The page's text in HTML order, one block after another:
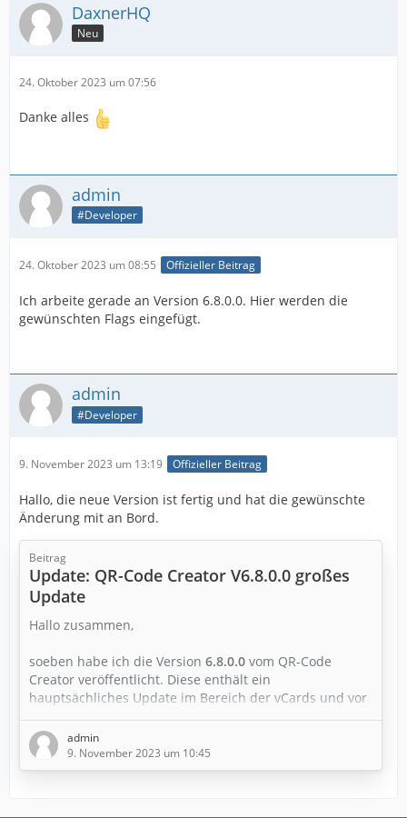
DaxnerHQ
Neu
24. Oktober 2023 um 07:56
Danke alles
admin
#Developer
24. Oktober 2023 um 08:55 Offizieller Beitrag
Ich arbeite gerade an Version 6.8.0.0. Hier werden die
gewünschten Flags eingefügt.
admin
#Developer
9. November 2023 um 13:19 Offizieller Beitrag
Hallo, die neue Version ist fertig und hat die gewünschte
Änderung mit an Bord.
Beitrag
Update: QR-Code Creator V6.8.0.0 großes
Update
Hallo zusammen,
soeben habe ich die Version 6.8.0.0 vom QR-Code
Creator veröffentlicht. Diese enthält ein
hauptsächliches Update im Bereich der vCards und vor
allem wurden alle Komponenten erneuert. Also bitte
auf jeden Fall diese neue Version verwenden.
Neu in dieser Version:
admin
9. November 2023 um 10:45